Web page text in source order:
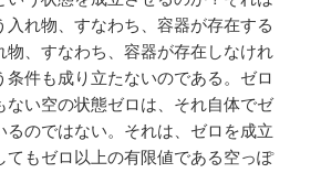
入れ物、すなわち、容器が存在する
物、すなわち、容器が存在しなけれ
条件も成り立たないのである。ゼロ
ない空の状態ゼロは、それ自体でゼ
るのではない。それは、ゼロを成立
てもゼロ以上の有限値である空っぽ